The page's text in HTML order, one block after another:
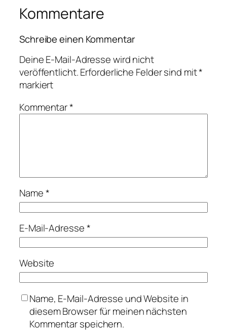
Kommentare
Schreibe einen Kommentar
Deine E-Mail-Adresse wird nicht
veröffentlicht.Erforderliche Felder sind mit*
markiert
Kommentar*
Name*
E-Mail-Adresse*
Website
Name, E-Mail-Adresse und Website in
diesem Browser für meinen nächsten
Kommentar speichern.